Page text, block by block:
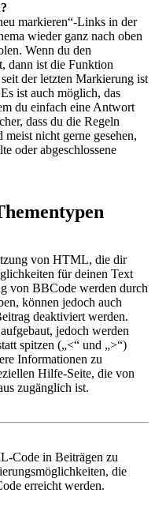
markieren“-Links in der
wieder ganz nach oben
Wenn du den
dann ist die Funktion
der letzten Markierung ist
ist auch möglich, das
du einfach eine Antwort
dass du die Regeln
nicht gerne gesehen,
oder abgeschlossene
von HTML, die dir
für deinen Text
von BBCode werden durch
können jedoch auch
deaktiviert werden.
jedoch werden
spitzen („<“ und „>“)
Informationen zu
Hilfe-Seite, die von
zugänglich ist.
Code in Beiträgen zu
die
erreicht werden.